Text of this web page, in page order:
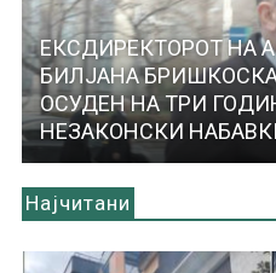
ЕКСДИРЕКТОРОТ НА
БИЛЈАНА
ОСУДЕН НА ТРИ
НЕЗАКОНСКИ
Најчитани